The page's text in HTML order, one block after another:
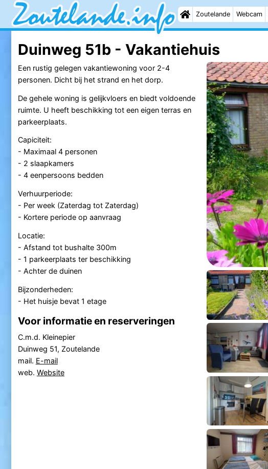
Zoutelande Webcam
Duinweg 51b - Vakantiehuis
Een rustig gelegen vakantiewoning voor 2-4
personen. Dicht bij het strand en het dorp.
De gehele woning is gelijkvloers en biedt voldoende
ruimte. U heeft beschikking tot een eigen terras en
parkeerplaats.
Capiciteit:
- Maximaal 4 personen
- 2 slaapkamers
- 4 eenpersoons bedden
Verhuurperiode:
- Per week (Zaterdag tot Zaterdag)
- Kortere periode op aanvraag
Locatie:
- Afstand tot bushalte 300m
- 1 parkeerplaats ter beschikking
- Achter de duinen
Bijzonderheden:
- Het huisje bevat 1 etage
Voor informatie en reserveringen
C.m.d. Kleinepier
Duinweg 51, Zoutelande
mail. E-mail
web. Website